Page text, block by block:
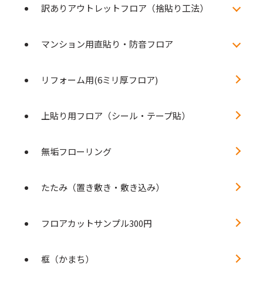
訳ありアウトレットフロア（捨貼り工法）
マンション用直貼り・防音フロア
リフォーム用(6ミリ厚フロア)
上貼り用フロア（シール・テープ貼）
無垢フローリング
たたみ（置き敷き・敷き込み）
フロアカットサンプル300円
框（かまち）